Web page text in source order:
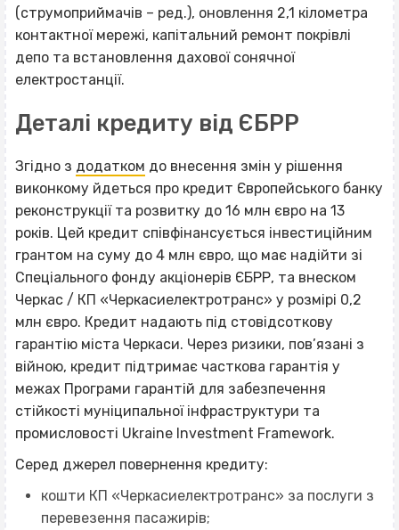
(струмоприймачів – ред.), оновлення 2,1 кілометра
контактної мережі, капітальний ремонт покрівлі
депо та встановлення дахової сонячної
електростанції.
Деталі кредиту від ЄБРР
Згідно з додатком до внесення змін у рішення
виконкому йдеться про кредит Європейського банку
реконструкції та розвитку до 16 млн євро на 13
років. Цей кредит співфінансується інвестиційним
грантом на суму до 4 млн євро, що має надійти зі
Спеціального фонду акціонерів ЄБРР, та внеском
Черкас / КП «Черкасиелектротранс» у розмірі 0,2
млн євро. Кредит надають під стовідсоткову
гарантію міста Черкаси. Через ризики, пов’язані з
війною, кредит підтримає часткова гарантія у
межах Програми гарантій для забезпечення
стійкості муніципальної інфраструктури та
промисловості Ukraine Investment Framework.
Серед джерел повернення кредиту:
кошти КП «Черкасиелектротранс» за послуги з
перевезення пасажирів;